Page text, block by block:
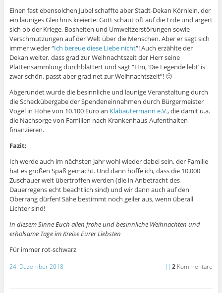
Einen fast ebensolchen Jubel schaffte aber Stadt-Dekan Körnlein, der
ein launiges Gleichnis kreierte: Gott schaut oft auf die Erde und ärgert
sich ob der Kriege, Bosheiten und Umweltzerstörungen sowie -
Verschmutzungen auf der Welt über die Menschen. Aber er sagt sich
immer wieder “Ich bereue diese Liebe nicht“! Auch erzählte der
Dekan weiter, dass grad zur Weihnachtszeit der Herr seine
Plattensammlung durchblättert und sagt “Hm, ‘Die Legende lebt’ is
zwar schön, passt aber grad net zur Weihnachtszeit”! 🙂
Abgerundet wurde die besinnliche und launige Veranstaltung durch
die Scheckübergabe der Spendeneinnahmen durch Bürgermeister
Vogel in Höhe von 10.100 Euro an Klabautermann e.V., die damit u.a.
die Nachsorge von Familien nach Krankenhaus-Aufenthalten
finanzieren.
Fazit:
Ich werde auch im nächsten Jahr wohl wieder dabei sein, der Familie
hat es großen Spaß gemacht. Und dann hoffe ich, dass die 10.000
Zuschauer weit übertroffen werden (die in Anbetracht des
Dauerregens echt beachtlich sind) und wir dann auch auf den
Oberrang dürfen! Sähe bestimmt noch geiler aus, wenn überall
Lichter sind!
In diesem Sinne Euch allen frohe und besinnliche Weihnachten und
erholsame Tage im Kreise Eurer Liebsten
Für immer rot-schwarz
24. Dezember 2018 2 Kommentare